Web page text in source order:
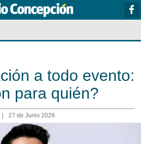
a todo evento:
para quién?
27 de Junio 2026